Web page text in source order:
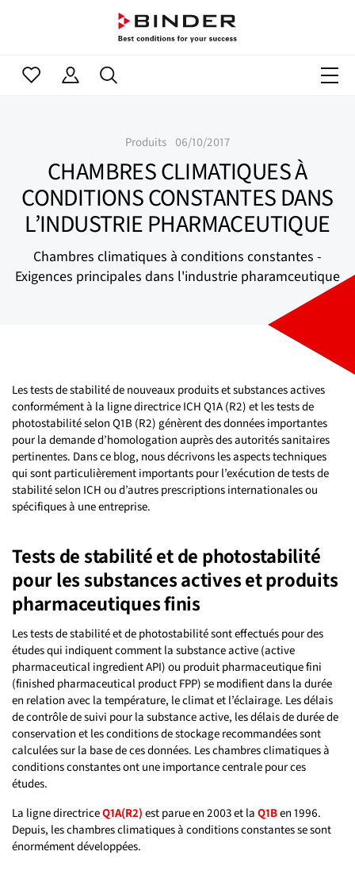
Produits 06/10/2017
CHAMBRES CLIMATIQUES À
CONDITIONS CONSTANTES DANS
L’INDUSTRIE PHARMACEUTIQUE
Chambres climatiques à conditions constantes -
Exigences principales dans l'industrie pharamceutique
Les tests de stabilité de nouveaux produits et substances actives
conformément à la ligne directrice ICH Q1A (R2) et les tests de
photostabilité selon Q1B (R2) génèrent des données importantes
pour la demande d’homologation auprès des autorités sanitaires
pertinentes. Dans ce blog, nous décrivons les aspects techniques
qui sont particulièrement importants pour l’exécution de tests de
stabilité selon ICH ou d’autres prescriptions internationales ou
spécifiques à une entreprise.
Tests de stabilité et de photostabilité
pour les substances actives et produits
pharmaceutiques finis
Les tests de stabilité et de photostabilité sont effectués pour des
études qui indiquent comment la substance active (active
pharmaceutical ingredient API) ou produit pharmaceutique fini
(finished pharmaceutical product FPP) se modifient dans la durée
en relation avec la température, le climat et l’éclairage. Les délais
de contrôle de suivi pour la substance active, les délais de durée de
conservation et les conditions de stockage recommandées sont
calculées sur la base de ces données. Les chambres climatiques à
conditions constantes ont une importance centrale pour ces
études.
La ligne directriceQ1A(R2) est parue en 2003 et la Q1Ben 1996.
Depuis, les chambres climatiques à conditions constantes se sont
énormément développées.